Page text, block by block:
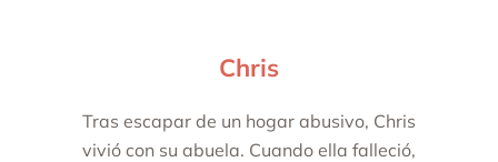
Chris
Tras escapar de un hogar abusivo, Chris
vivió con su abuela. Cuando ella falleció,